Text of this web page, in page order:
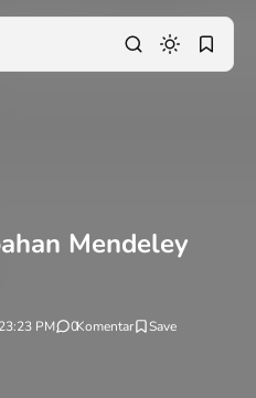
Mendeley
PM 0Komentar